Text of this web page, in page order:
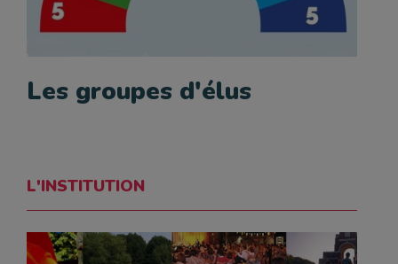
Les groupes d'élus
L'INSTITUTION